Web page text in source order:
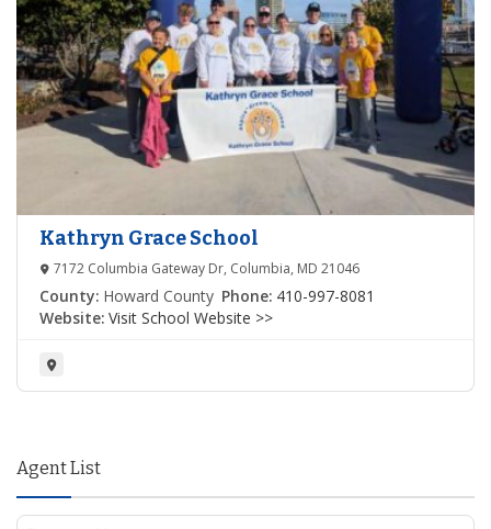
Kathryn Grace School
7172 Columbia Gateway Dr, Columbia, MD 21046
County: Howard County Phone: 410-997-8081
Website: Visit School Website >>
Agent List